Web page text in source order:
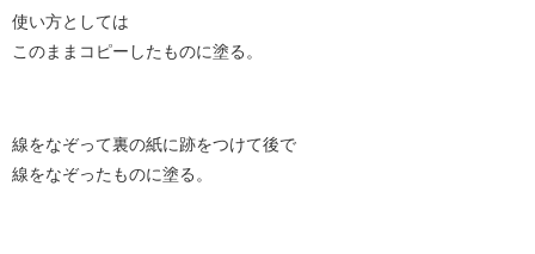
使い方としては
このままコピーしたものに塗る。
線をなぞって裏の紙に跡をつけて後で
線をなぞったものに塗る。